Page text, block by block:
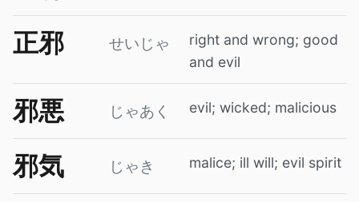
正邪 せいじゃ
right and wrong; good
and evil
邪悪 じゃあく evil; wicked; malicious
邪気 じゃき malice; ill will; evil spirit